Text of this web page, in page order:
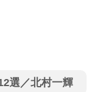
選／北村一輝